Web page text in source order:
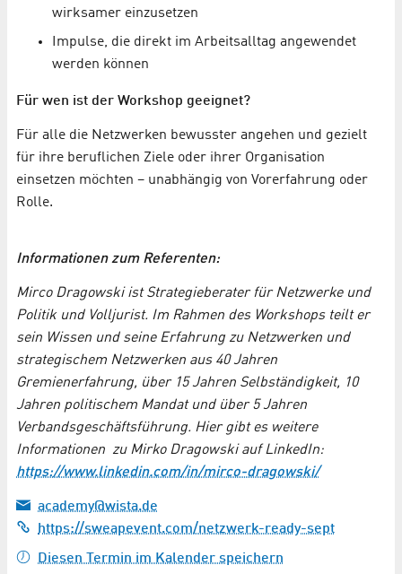
wirksamer einzusetzen
Impulse, die direkt im Arbeitsalltag angewendet
werden können
Für wen ist der Workshop geeignet?
Für alle die Netzwerken bewusster angehen und gezielt
für ihre beruflichen Ziele oder ihrer Organisation
einsetzen möchten – unabhängig von Vorerfahrung oder
Rolle.
Informationen zum Referenten:
Mirco Dragowski ist Strategieberater für Netzwerke und
Politik und Volljurist. Im Rahmen des Workshops teilt er
sein Wissen und seine Erfahrung zu Netzwerken und
strategischem Netzwerken aus 40 Jahren
Gremienerfahrung, über 15 Jahren Selbständigkeit, 10
Jahren politischem Mandat und über 5 Jahren
Verbandsgeschäftsführung. Hier gibt es weitere
Informationen zu Mirko Dragowski auf LinkedIn:
https://www.linkedin.com/in/mirco-dragowski/
academy@wista.de
https://sweapevent.com/netzwerk-ready-sept
Diesen Termin im Kalender speichern